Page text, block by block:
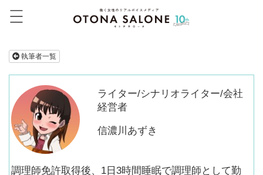
執筆者一覧
ライター/シナリオライター/会社
経営者
信濃川あずき
調理師免許取得後、1日3時間睡眠で調理師として勤